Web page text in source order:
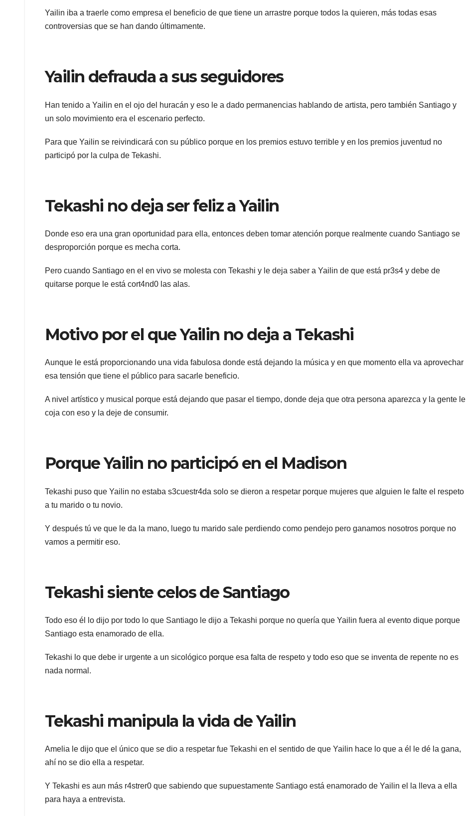
Yailin iba a traerle como empresa el beneficio de que tiene un arrastre porque todos la quieren, más todas esas
controversias que se han dando últimamente.
Yailin defrauda a sus seguidores
Han tenido a Yailin en el ojo del huracán y eso le a dado permanencias hablando de artista, pero también Santiago y
un solo movimiento era el escenario perfecto.
Para que Yailin se reivindicará con su público porque en los premios estuvo terrible y en los premios juventud no
participó por la culpa de Tekashi.
Tekashi no deja ser feliz a Yailin
Donde eso era una gran oportunidad para ella, entonces deben tomar atención porque realmente cuando Santiago se
desproporción porque es mecha corta.
Pero cuando Santiago en el en vivo se molesta con Tekashi y le deja saber a Yailin de que está pr3s4 y debe de
quitarse porque le está cort4nd0 las alas.
Motivo por el que Yailin no deja a Tekashi
Aunque le está proporcionando una vida fabulosa donde está dejando la música y en que momento ella va aprovechar
esa tensión que tiene el público para sacarle beneficio.
A nivel artístico y musical porque está dejando que pasar el tiempo, donde deja que otra persona aparezca y la gente le
coja con eso y la deje de consumir.
Porque Yailin no participó en el Madison
Tekashi puso que Yailin no estaba s3cuestr4da solo se dieron a respetar porque mujeres que alguien le falte el respeto
a tu marido o tu novio.
Y después tú ve que le da la mano, luego tu marido sale perdiendo como pendejo pero ganamos nosotros porque no
vamos a permitir eso.
Tekashi siente celos de Santiago
Todo eso él lo dijo por todo lo que Santiago le dijo a Tekashi porque no quería que Yailin fuera al evento dique porque
Santiago esta enamorado de ella.
Tekashi lo que debe ir urgente a un sicológico porque esa falta de respeto y todo eso que se inventa de repente no es
nada normal.
Tekashi manipula la vida de Yailin
Amelia le dijo que el único que se dio a respetar fue Tekashi en el sentido de que Yailin hace lo que a él le dé la gana,
ahí no se dio ella a respetar.
Y Tekashi es aun más r4strer0 que sabiendo que supuestamente Santiago está enamorado de Yailin el la lleva a ella
para haya a entrevista.